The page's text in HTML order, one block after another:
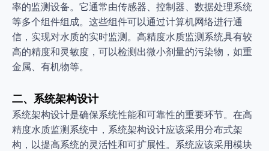
率的监测设备。它通常由传感器、控制器、数据处理系统
等多个组件组成。这些组件可以通过计算机网络进行通
信，实现对水质的实时监测。高精度水质监测系统具有较
高的精度和灵敏度，可以检测出微小剂量的污染物，如重
金属、有机物等。
二、系统架构设计
系统架构设计是确保系统性能和可靠性的重要环节。在高
精度水质监测系统中，系统架构设计应该采用分布式架
构，以提高系统的灵活性和可扩展性。系统应该采用模块